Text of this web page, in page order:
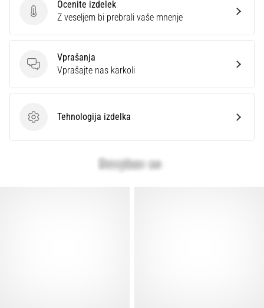
Prikaži
članke
Ocenite izdelek
Ocenite izdelek
Z veseljem bi prebrali vaše mnenje
Vprašanja
Vprašanja
Vprašajte nas karkoli
Tehnologija izdelka
Tehnologija izdelka